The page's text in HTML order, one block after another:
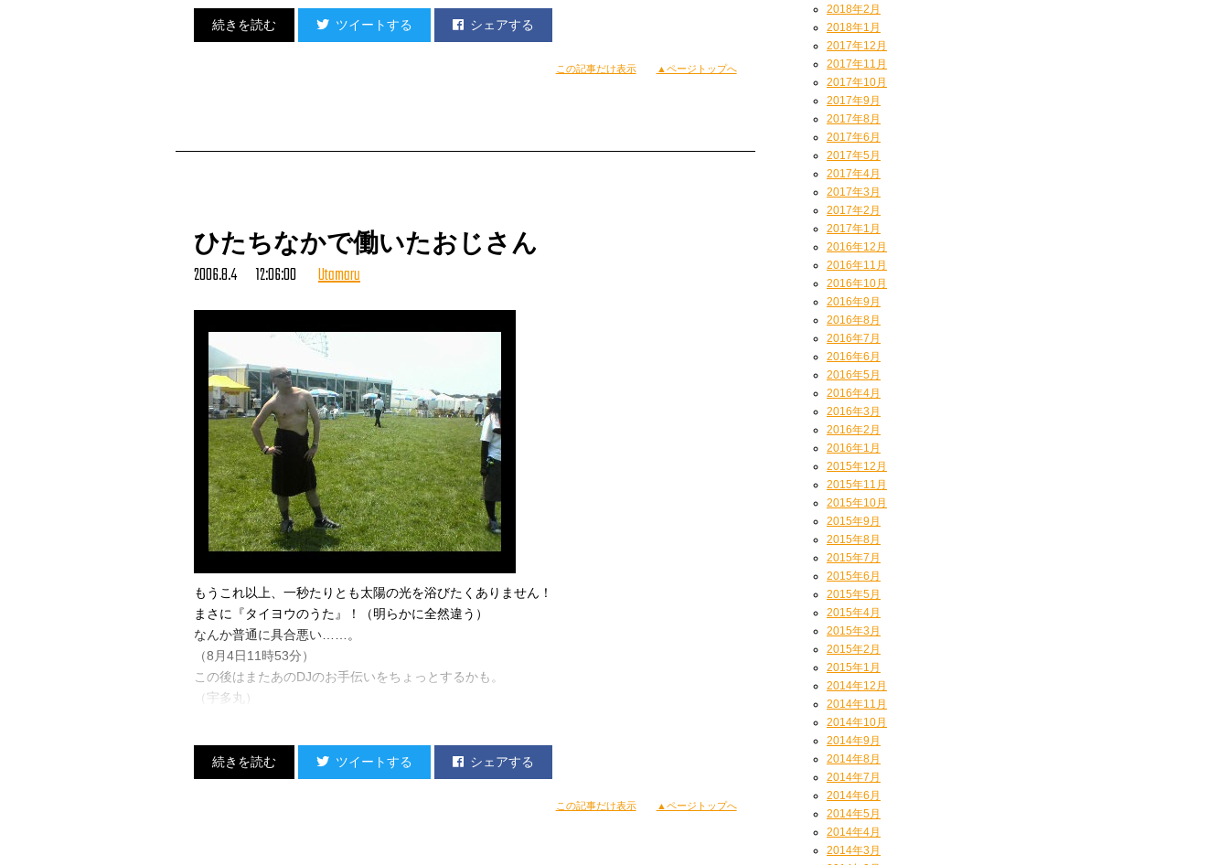
で、
雄志からマイクを渡されてからきっちり60分間、
俺たちはやったんだ！
(同日14時32分）
（緊急追記！）
この記事
http://www.rijfes.co.jp/06/quick/0804/19/index.html
なんだけどさ……
「RHYMESTERの宇多丸も一緒にヅラ着用で登場！」
って、一体何の話？
と思って下の方の写真を見てみると……
面白過ぎるからこのまま放置しておいてほしいけどなぁ。
（さらに追記！）
やっぱりそこは直されましたね。
しかしどっちにしろMCUは立場ナシ！
（さらに追記）
最終的にはMCUも加わってました！ ホッとした！
ツイートする シェアする
この記事だけ表示 ▲ページトップへ
ひたちなかで働いたおじさん
2006.8.4 12:06:00 Utamaru
もうこれ以上、一秒たりとも太陽の光を浴びたくありません！
まさに『タイヨウのうた』！（明らかに全然違う）
なんか普通に具合悪い……。
（8月4日11時53分）
この後はまたあのDJのお手伝いをちょっとするかも。
（宇多丸）
ツイートする シェアする
この記事だけ表示 ▲ページトップへ
2018年2月
2018年1月
2017年12月
2017年11月
2017年10月
2017年9月
2017年8月
2017年6月
2017年5月
2017年4月
2017年3月
2017年2月
2017年1月
2016年12月
2016年11月
2016年10月
2016年9月
2016年8月
2016年7月
2016年6月
2016年5月
2016年4月
2016年3月
2016年2月
2016年1月
2015年12月
2015年11月
2015年10月
2015年9月
2015年8月
2015年7月
2015年6月
2015年5月
2015年4月
2015年3月
2015年2月
2015年1月
2014年12月
2014年11月
2014年10月
2014年9月
2014年8月
2014年7月
2014年6月
2014年5月
2014年4月
2014年3月